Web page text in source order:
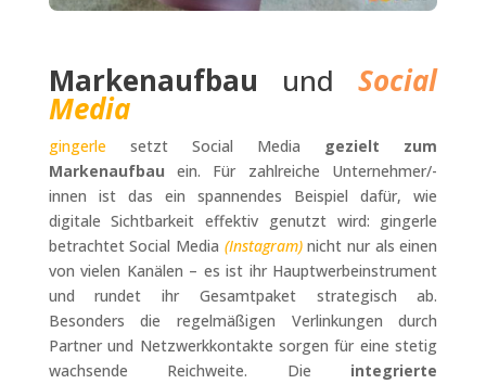
Markenaufbau undSocial
Media
gingerlesetzt Social Media gezielt zum
Markenaufbau ein. Für zahlreiche Unternehmer/-
innen ist das ein spannendes Beispiel dafür, wie
digitale Sichtbarkeit effektiv genutzt wird: gingerle
betrachtet Social Media (Instagram)nicht nur als einen
von vielen Kanälen – es ist ihr Hauptwerbeinstrument
und rundet ihr Gesamtpaket strategisch ab.
Besonders die regelmäßigen Verlinkungen durch
Partner und Netzwerkkontakte sorgen für eine stetig
wachsende Reichweite. Die integrierte